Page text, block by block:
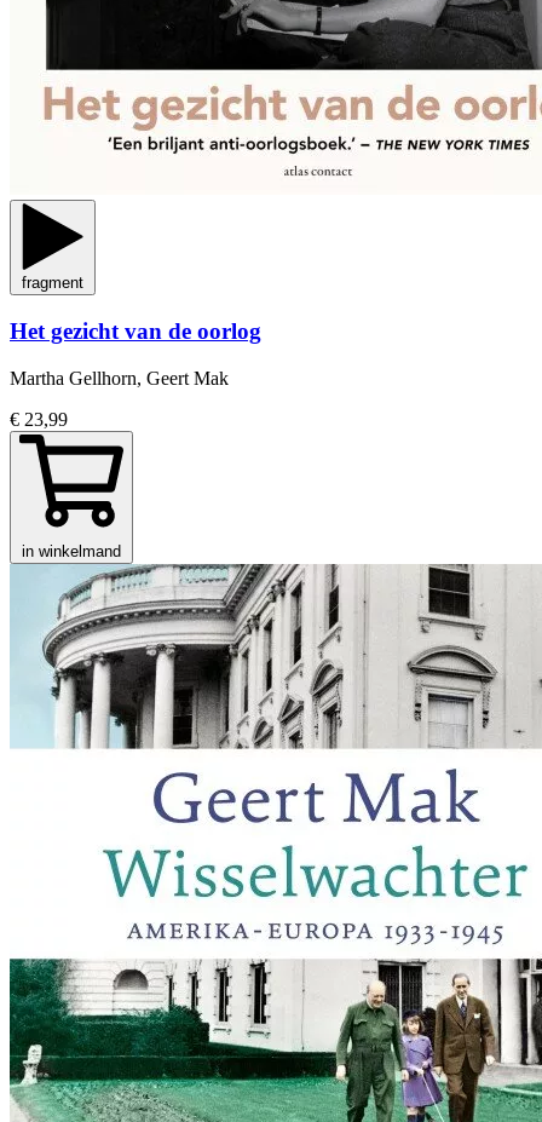
fragment
Het gezicht van de oorlog
Martha Gellhorn, Geert Mak
€ 23,99
in winkelmand